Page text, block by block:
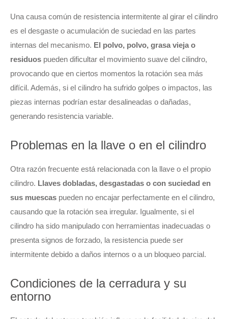
Una causa común de resistencia intermitente al girar el cilindro
es el desgaste o acumulación de suciedad en las partes
internas del mecanismo. El polvo, polvo, grasa vieja o
residuos pueden dificultar el movimiento suave del cilindro,
provocando que en ciertos momentos la rotación sea más
difícil. Además, si el cilindro ha sufrido golpes o impactos, las
piezas internas podrían estar desalineadas o dañadas,
generando resistencia variable.
Problemas en la llave o en el cilindro
Otra razón frecuente está relacionada con la llave o el propio
cilindro. Llaves dobladas, desgastadas o con suciedad en
sus muescas pueden no encajar perfectamente en el cilindro,
causando que la rotación sea irregular. Igualmente, si el
cilindro ha sido manipulado con herramientas inadecuadas o
presenta signos de forzado, la resistencia puede ser
intermitente debido a daños internos o a un bloqueo parcial.
Condiciones de la cerradura y su
entorno